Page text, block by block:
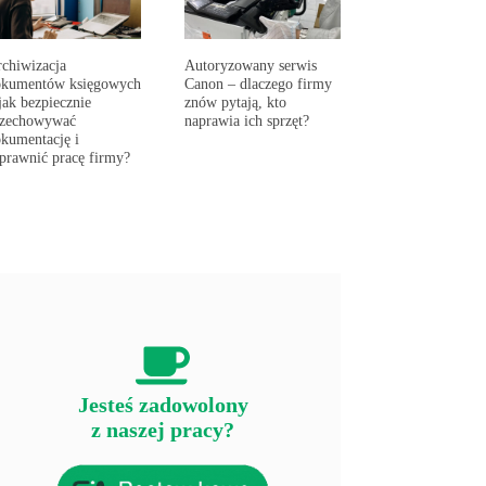
księgowych
bezpiecznie
i
pracę firmy?
Autoryzowany serwis
Canon – dlaczego firmy
znów pytają, kto
naprawia ich sprzęt?
Jesteś zadowolony
z naszej pracy?